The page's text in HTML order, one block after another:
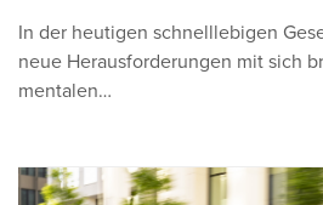
In der heutigen schnelllebigen
neue Herausforderungen mit sich
mentalen…